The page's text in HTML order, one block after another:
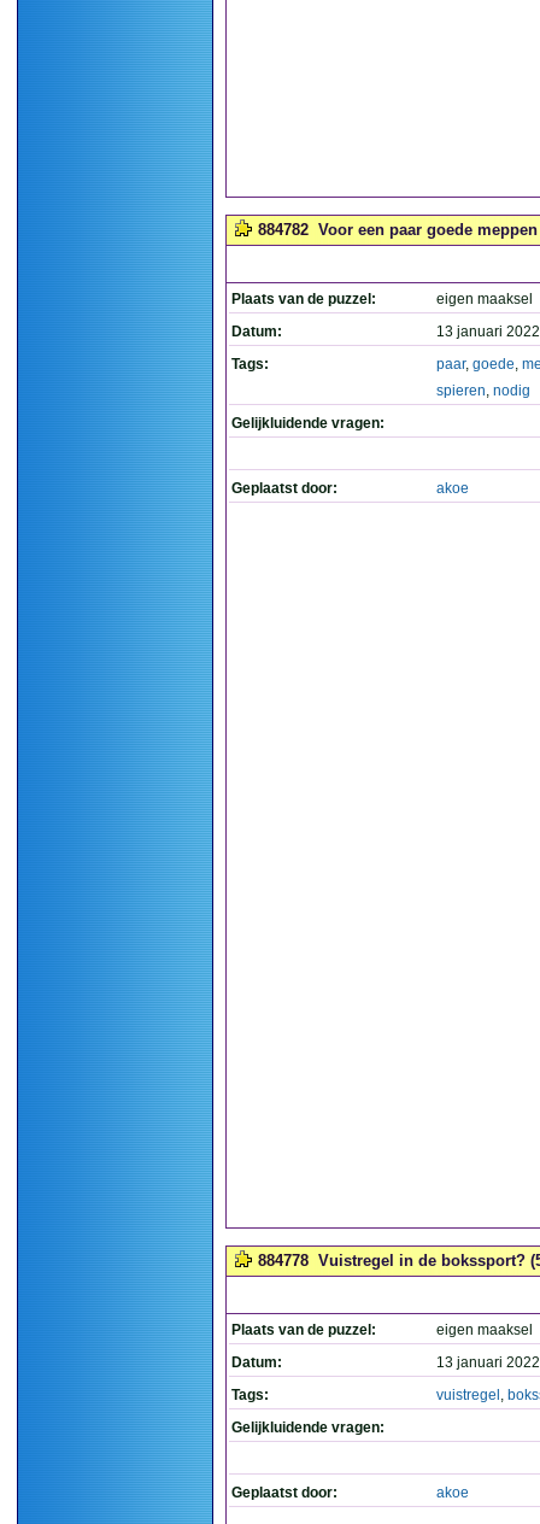
884782 Voor een paar goede
Plaats van de puzzel:
eigen maaksel
Datum:
13 januari
Tags:
paar, goede,
spieren, nodig
Gelijkluidende vragen:
Geplaatst door: akoe
884778 Vuistregel in de bokssport?
Plaats van de puzzel:
eigen maaksel
Datum:
13 januari
Tags:
vuistregel ,
Gelijkluidende vragen:
Geplaatst door: akoe